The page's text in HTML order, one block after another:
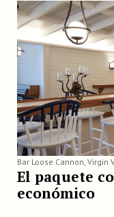
Bar Loose Cannon, Virgin
El paquete
económico